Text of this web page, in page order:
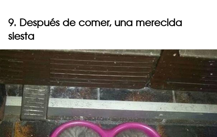
9. Después de comer, una merecida
siesta